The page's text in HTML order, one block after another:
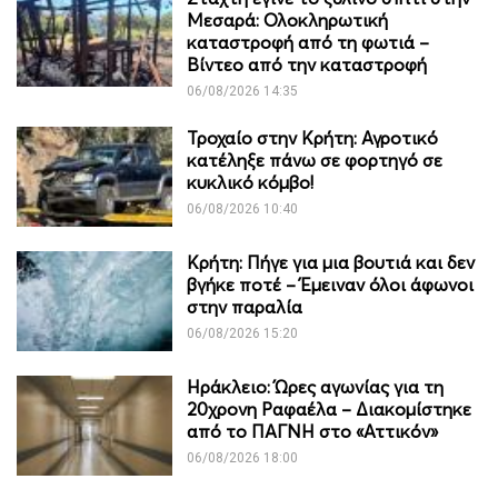
Μεσαρά: Ολοκληρωτική
καταστροφή από τη φωτιά –
Βίντεο από την καταστροφή
06/08/2026 14:35
Τροχαίο στην Κρήτη: Αγροτικό
κατέληξε πάνω σε φορτηγό σε
κυκλικό κόμβο!
06/08/2026 10:40
Κρήτη: Πήγε για μια βουτιά και δεν
βγήκε ποτέ – Έμειναν όλοι άφωνοι
στην παραλία
06/08/2026 15:20
Ηράκλειο: Ώρες αγωνίας για τη
20χρονη Ραφαέλα – Διακομίστηκε
από το ΠΑΓΝΗ στο «Αττικόν»
06/08/2026 18:00